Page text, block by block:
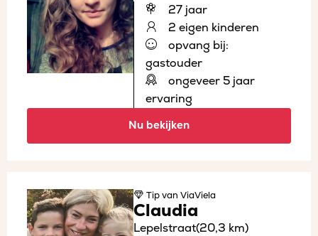
27 jaar
2 eigen kinderen
opvang bij:
gastouder
ongeveer 5 jaar
ervaring
Nu bekijken
Tipvan ViaViela
Claudia
Lepelstraat(20,3 km)